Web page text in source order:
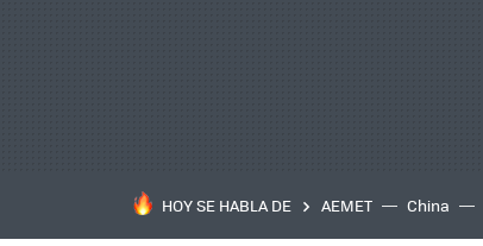
HOY SE HABLA DE AEMET China